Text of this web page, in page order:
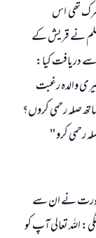
تھى ـ اس
سلم نے قريش كے
سے دريافت كيا:
والدہ رغبت
صلہ رحمى كروں؟
رحمى كرو "
عورت نے ان سے
اللہ تعالى آپ كو